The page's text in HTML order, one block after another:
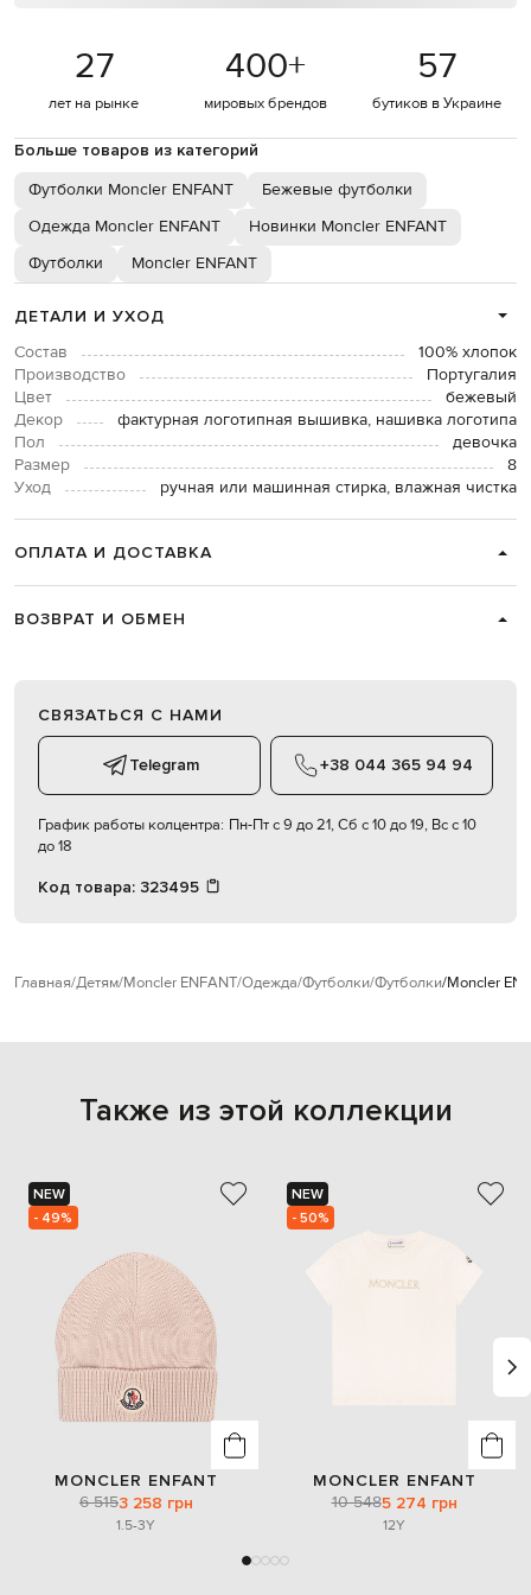
27
лет на рынке
400+
мировых брендов
57
бутиков в Украине
Больше товаров из категорий
Футболки Moncler ENFANT
Бежевые футболки
Одежда Moncler ENFANT
Новинки Moncler ENFANT
Футболки
Moncler ENFANT
ДЕТАЛИ И УХОД
Состав
100% хлопок
Производство
Португалия
Цвет
бежевый
Декор
фактурная логотипная вышивка, нашивка логотипа
Пол
девочка
Размер
8
Уход
ручная или машинная стирка, влажная чистка
ОПЛАТА И ДОСТАВКА
ВОЗВРАТ И ОБМЕН
СВЯЗАТЬСЯ С НАМИ
Telegram +38 044 365 94 94
График работы колцентра: Пн-Пт с 9 до 21, Сб с 10 до 19, Вс с 10
до 18
Код товара: 323495
Главная Детям Moncler ENFANT Одежда Футболки Футболки Moncler
Также из этой коллекции
NEW
- 49%
MONCLER ENFANT
6 5153 258 грн
1.5-3Y
NEW
- 50%
MONCLER ENFANT
10 5485 274 грн
12Y